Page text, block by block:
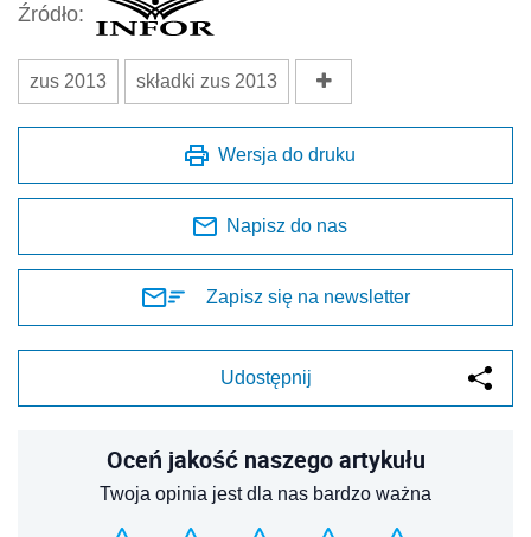
Źródło:
zus 2013 składki zus 2013
Wersja do druku
Napisz do nas
Zapisz się na newsletter
Udostępnij
Oceń jakość naszego artykułu
Twoja opinia jest dla nas bardzo ważna